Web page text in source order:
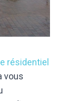
résidentiel
vous